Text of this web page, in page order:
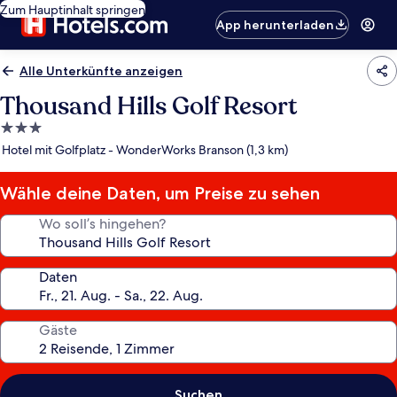
Zum Hauptinhalt springen
App herunterladen
Alle Unterkünfte anzeigen
Thousand Hills Golf Resort
3.0-
Sterne-
Hotel mit Golfplatz - WonderWorks Branson (1,3 km)
Wähle deine Daten, um Preise zu sehen
Wo soll’s hingehen?
Daten
Gäste